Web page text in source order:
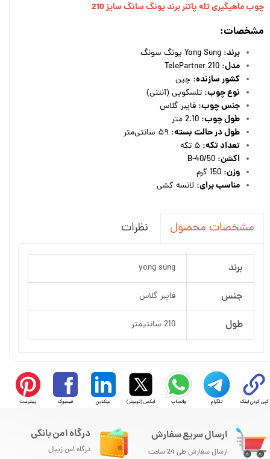
چوب ماهیگیری تله پاتنر برند یونگ سانگ سایز 210
مشخصات:
برند:
مدل:
کشور سازنده: چین
نوع چوب: تلسکوپی (آنتنی)
جنس چوب: فایبر گلاس
طول چوب:
طول در حالت بسته:
تعداد تکه:
اکشن:
وزن:
مناسب برای: لانسه کشی
مشخصات محصول نظرات
برند yong sung
جنس فایبر گلاس
طول 210 سانتیمتر
کپی کردن لینک تلگرام واتساپ ایکس (توییتر) لینکدین فیسبوک پینترست
ارسال سریع سفارش
ارسال سفارش طی 24 ساعت
درگاه امن بانکی
درگاه امن زیبال